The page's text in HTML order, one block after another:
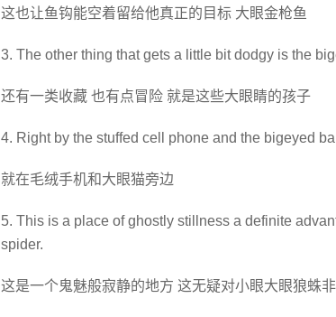
这也让鱼钩能空着留给他真正的目标 大眼金枪鱼
3. The other thing that gets a little bit dodgy is the
还有一类收藏 也有点冒险 就是这些大眼睛的孩子
4. Right by the stuffed cell phone and the bigeyed
就在毛绒手机和大眼猫旁边
5. This is a place of ghostly stillness a definite
spider.
这是一个鬼魅般寂静的地方 这无疑对小眼大眼狼蛛非